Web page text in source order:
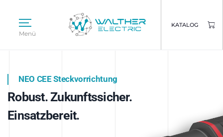
Menü
KATALOG
Intelligente Stromverteilung
NEO CEE Steckvorrichtung
Robust. Zukunftssicher.
Einsatzbereit.
Intelligenz trifft Energie.